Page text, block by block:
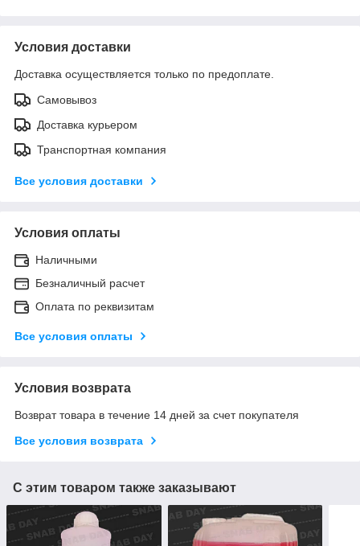
Условия доставки
Доставка осуществляется только по предоплате.
Самовывоз
Доставка курьером
Транспортная компания
Все условия доставки
Условия оплаты
Наличными
Безналичный расчет
Оплата по реквизитам
Все условия оплаты
Условия возврата
Возврат товара в течение 14 дней за счет покупателя
Все условия возврата
С этим товаром также заказывают